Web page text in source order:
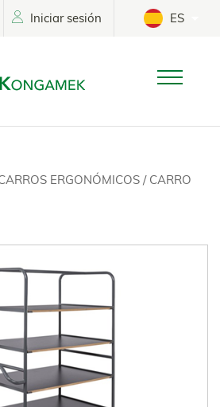
Iniciar sesión ES
ERGONÓMICOS / CARRO